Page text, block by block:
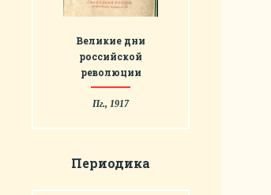
Великие дни
российской
революции
Пг., 1917
Периодика